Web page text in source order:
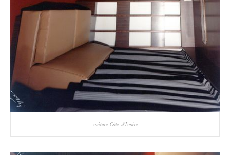
voiture Côte-d'Ivoire